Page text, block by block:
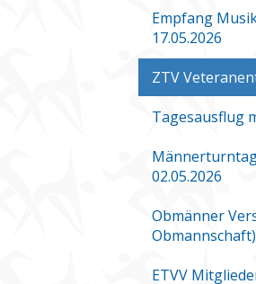
Empfang
17.05.2026
ZTV
Tagesausflug
02.05.2026
Obmänner
ETVV